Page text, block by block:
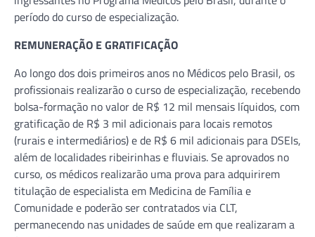
período do curso de especialização.
REMUNERAÇÃO E GRATIFICAÇÃO
Ao longo dos dois primeiros anos no Médicos pelo Brasil, os
profissionais realizarão o curso de especialização, recebendo
bolsa-formação no valor de R$ 12 mil mensais líquidos, com
gratificação de R$ 3 mil adicionais para locais remotos
(rurais e intermediários) e de R$ 6 mil adicionais para DSEIs,
além de localidades ribeirinhas e fluviais. Se aprovados no
curso, os médicos realizarão uma prova para adquirirem
titulação de especialista em Medicina de Família e
Comunidade e poderão ser contratados via CLT,
permanecendo nas unidades de saúde em que realizaram a